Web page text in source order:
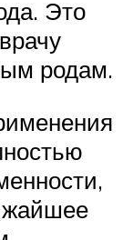
Это
родам.